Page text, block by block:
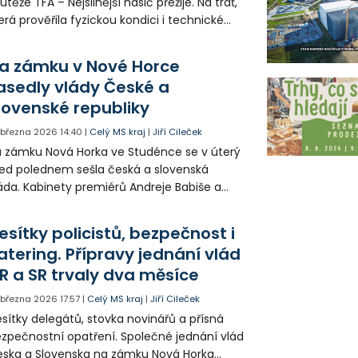
prověřila fyzickou kondici i technické
zámku v Nové Horce
vlády České a
republiky
března 2026 14:40 | Celý MS kraj |Jiří Cileček
zámku Nová Horka ve Studénce se v úterý
polednem sešla česká a slovenská
Kabinety premiérů Andreje Babiše a
zemí. Na programu bylo podepsání
o prohloubené spolupráci v
od ekonomiky přes dopravu až po
bezpečnost.
policistů, bezpečnost i
Přípravy jednání vlád
a SR trvaly dva měsíce
března 2026 17:57 | Celý MS kraj |Jiří Cileček
delegátů, stovka novinářů a přísná
opatření. Společné jednání vlád
a Slovenska na zámku Nová Horka